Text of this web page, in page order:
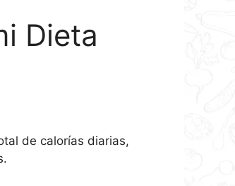
Dieta
de calorías diarias,